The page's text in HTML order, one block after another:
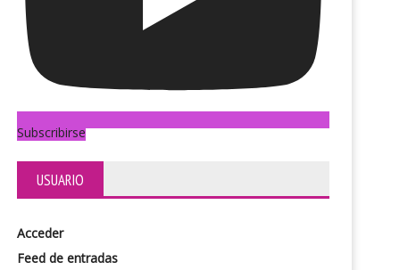
Subscribirse
USUARIO
Acceder
Feed de entradas